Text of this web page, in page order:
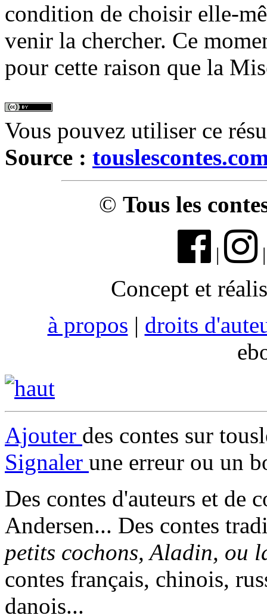
condition de choisir elle-
venir la chercher. Ce
pour cette raison que la
Vous pouvez utiliser ce
Source :
© Tous les
|
Concept et
à propos | droits
Ajouter des contes sur
Signaler une erreur ou un
Des contes d'auteurs et de
Andersen... Des contes
petits cochons, Aladin, ou
contes français, chinois,
danois...